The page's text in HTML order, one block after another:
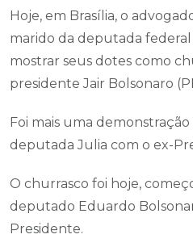
Hoje, em Brasília, o
marido da deputada
mostrar seus dotes como
presidente Jair Bolsonaro
Foi mais uma
deputada Julia com o ex-
O churrasco foi hoje,
deputado Eduardo
Presidente.